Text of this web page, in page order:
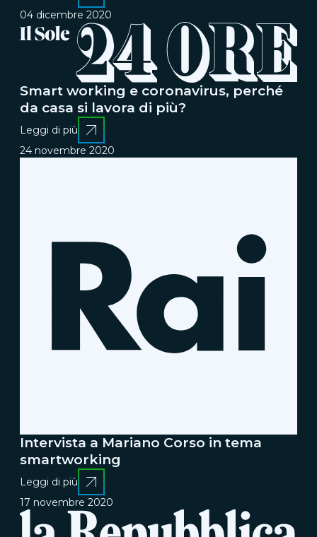
04 dicembre 2020
Smart working e coronavirus, perché
da casa si lavora di più?
Leggi di più
24 novembre 2020
Intervista a Mariano Corso in tema
smartworking
Leggi di più
17 novembre 2020